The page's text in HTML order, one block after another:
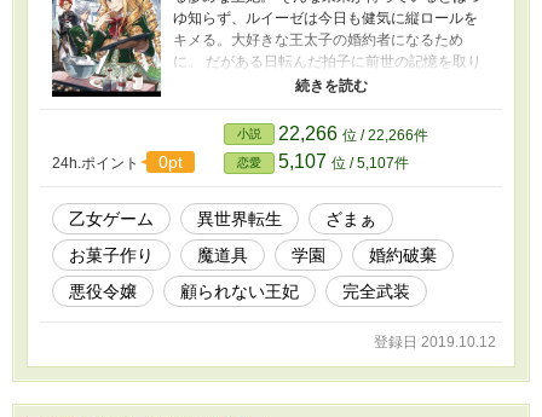
ゆ知らず、ルイーゼは今日も健気に縦ロールを
キメる。大好きな王太子の婚約者になるため
に。 だがある日転んだ拍子に前世の記憶を取り
戻す。ここは乙女ゲームの世界で、このままだ
と不幸な王妃か、婚約破棄のち国外追放の未来
が待っている。 それならいっそ婚約者に選ばれ
なければいいんじゃない？ そしてルイーゼ
（改）は嫌われる努力を始める。学園に転入し
てきたヒロインにぜひ頑張ってもらいましょ
う。 読者様の応援のお陰で、書籍化＆コミカラ
イズが決定しました。ありがとうございます。
詳細は近況ボード、ブログにて報告させていた
だきます。 コミックが５月１日より連載開始さ
れました。書籍は好評発売中です(´∇｀) ■こちら
はカクヨム様への外部リンクとなります。 ■番外
編もカクヨムさまにて連載中。 【小説家になろ
うデイリーランキング１位いただきました
24h.ポイント 0pt
小説 22,266 位 / 22,266件
恋愛 5,107 位 / 5,107件
乙女ゲーム 異世界転生
ざまぁ
お菓子作り
魔道具 学園
婚約破棄
悪役令嬢
顧られない王妃 完全武装
登録日 2019.10.12